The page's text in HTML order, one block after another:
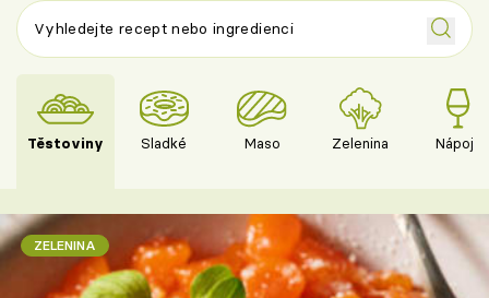
Těstoviny Sladké Maso Zelenina Nápoje
ZELENINA